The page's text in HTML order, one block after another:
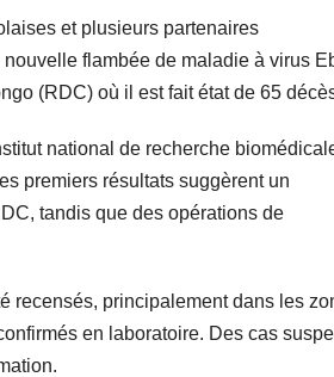
et plusieurs partenaires
flambée de maladie à virus
(RDC) où il est fait état de 65
national de recherche
premiers résultats suggèrent un
tandis que des opérations de
recensés, principalement dans les
en laboratoire. Des cas